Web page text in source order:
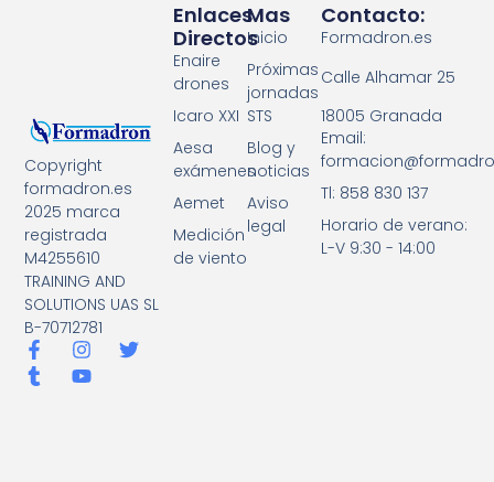
Copyright
formadron.es
2025 marca
registrada
M4255610
TRAINING AND
SOLUTIONS UAS SL
B-70712781
Mas
Inicio
Próximas
jornadas
STS
Blog y
noticias
Aviso
legal
Enlaces
Directos
Enaire
drones
Icaro XXI
Aesa
exámenes
Aemet
Medición
de viento
Contacto:
Formadron.es
Calle Alhamar 25
18005 Granada
Email:
Tl: 858 830 137
Horario de verano:
L-V 9:30 - 14:00